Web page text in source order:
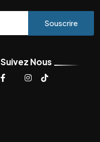
Souscrire
Suivez Nous